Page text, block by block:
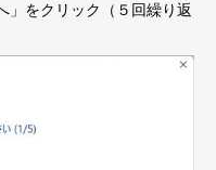
をクリック（５回繰り返